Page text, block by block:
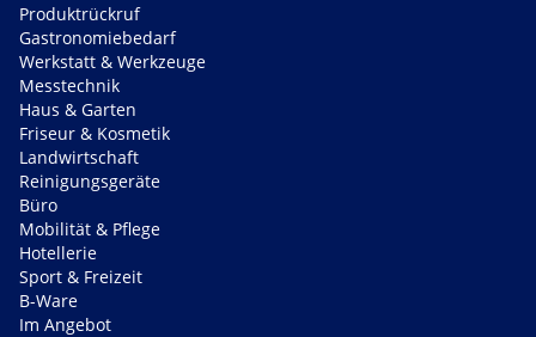
Produktrückruf
Gastronomiebedarf
Werkstatt & Werkzeuge
Messtechnik
Haus & Garten
Friseur & Kosmetik
Landwirtschaft
Reinigungsgeräte
Büro
Mobilität & Pflege
Hotellerie
Sport & Freizeit
B-Ware
Im Angebot